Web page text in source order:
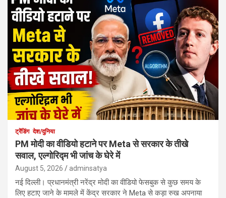
ट्रेंडिंग देश/दुनिया
PM मोदी का वीडियो हटाने पर Meta से सरकार के तीखे
सवाल, एल्गोरिद्म भी जांच के घेरे में
August 5, 2026 adminsatya
नई दिल्ली। प्रधानमंत्री नरेंद्र मोदी का वीडियो फेसबुक से कुछ समय के
लिए हटाए जाने के मामले में केंद्र सरकार ने Meta से कड़ा रुख अपनाया